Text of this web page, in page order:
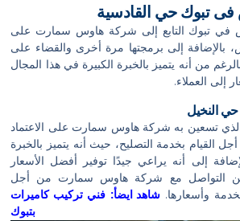
تبوك حي القادسية
في تبوك التابع إلى شركة هاوس سمارت على
بالإضافة إلى برمجتها مرة أخرى والقضاء على
من أنه يتميز بالخبرة الكبيرة في هذا المجال
إلى العملاء.
حي النخيل
تسعين به شركة هاوس سمارت على الاعتماد
القيام بخدمة التصليح، حيث أنه يتميز بالخبرة
إلى أنه يراعي جيدًا توفير أفضل الأسعار
التواصل مع شركة هاوس سمارت من أجل
وأسعارها. شاهد ايضأ: فني تركيب كاميرات
بتبوك